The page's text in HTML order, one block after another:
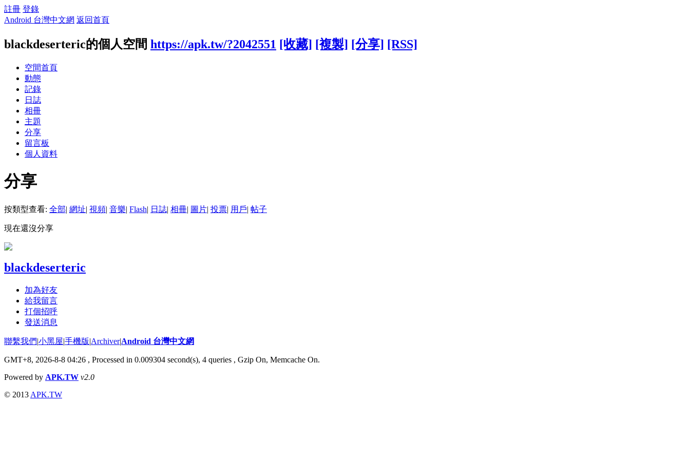
註冊 登錄
Android 台灣中文網 返回首頁
blackdeserteric的個人空間 https://apk.tw/?2042551 [收藏] [複製] [分享] [RSS]
空間首頁
動態
記錄
日誌
相冊
主題
分享
留言板
個人資料
分享
按類型查看: 全部| 網址| 視頻| 音樂| Flash| 日誌| 相冊| 圖片| 投票| 用戶| 帖子
現在還沒分享
blackdeserteric
加為好友
給我留言
打個招呼
發送消息
聯繫我們|小黑屋|手機版|Archiver|Android 台灣中文網
GMT+8, 2026-8-8 04:26 , Processed in 0.009304 second(s), 4 queries , Gzip On, Memcache On.
Powered by APK.TW v2.0
© 2013 APK.TW